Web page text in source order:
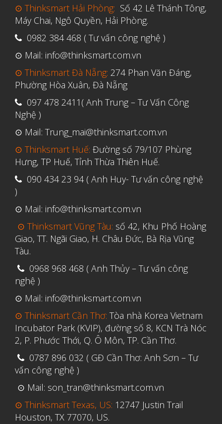
Tháng Một 2021
Tháng Mười Hai 2020
Tháng Mười Một 2020
Tháng Chín 2020
Tháng Tám 2020
Tháng Sáu 2020
Tháng Năm 2020
Tháng Tư 2020
Tháng Ba 2020
Tháng Một 2020
Tháng Mười Hai 2019
Tháng Mười 2019
Tháng Tám 2019
Tháng Bảy 2019
Tháng Sáu 2019
Tháng Ba 2019
⊙ Thinksmart Hải Phòng: Số 42 Lê Thánh Tông,
Máy Chai, Ngô Quyền, Hải Phòng.
0982 384 468 ( Tư vấn công nghệ )
⊙ Mail: info@thinksmart.com.vn
⊙ Thinksmart Đà Nẵng: 274 Phan Văn Đáng,
Phường Hòa Xuân, Đà Nẵng
097 478 2411( Anh Trung – Tư Vấn Công
Nghệ )
⊙ Mail: Trung_mai@thinksmart.com.vn
⊙ Thinksmart Huế: Đường số 79/107 Phùng
Hưng, TP Huế, Tỉnh Thừa Thiên Huế.
090 434 23 94 ( Anh Huy- Tư vấn công nghệ
)
⊙ Mail: info@thinksmart.com.vn
⊙ Thinksmart Vũng Tàu: số 42, Khu Phố Hoàng
Giao, TT. Ngãi Giao, H. Châu Đức, Bà Rịa Vũng
Tàu.
0968 968 468 ( Anh Thủy – Tư vấn công
nghệ )
⊙ Mail: info@thinksmart.com.vn
⊙ Thinksmart Cần Thơ: Tòa nhà Korea Vietnam
Incubator Park (KVIP), đường số 8, KCN Trà Nóc
2, P. Phước Thới, Q. Ô Môn, TP. Cần Thơ.
0787 896 032 ( GĐ Cần Thơ: Anh Sơn – Tư
vấn công nghệ )
⊙ Mail: son_tran@thinksmart.com.vn
⊙ Thinksmart Texas, US: 12747 Justin Trail
Houston, TX 77070, US.